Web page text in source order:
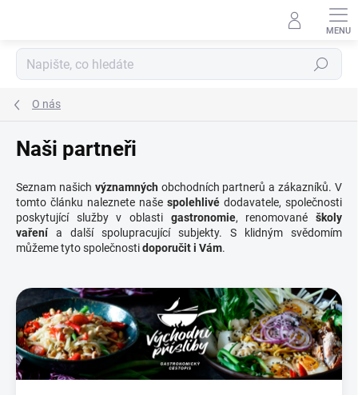
Hledat
O nás
Naši partneři
Seznam našich významnýchobchodních partnerů a zákazníků. V
tomto článku naleznete naše spolehlivé dodavatele, společnosti
poskytující služby v oblasti gastronomie, renomovanéškoly
vařenía další spolupracující subjekty. S klidným svědomím
můžeme tyto společnostidoporučit i Vám.
ý
p
i
s
č
l